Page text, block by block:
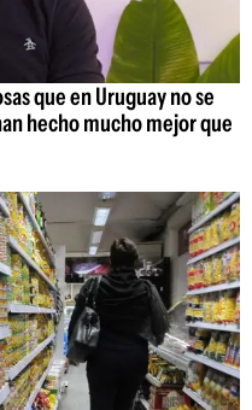
que en Uruguay no se
hecho mucho mejor que